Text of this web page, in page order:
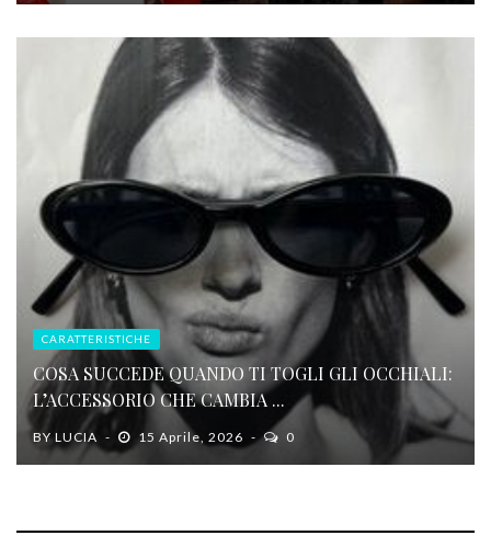
CARATTERISTICHE
COSA SUCCEDE QUANDO TI TOGLI GLI OCCHIALI:
L’ACCESSORIO CHE CAMBIA ...
BY LUCIA 15 Aprile, 2026 0